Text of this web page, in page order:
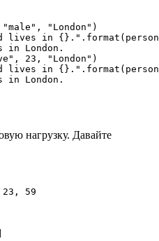
"London")
in
in London.
23, "London")
in
in London.
нагрузку. Давайте
59
8]